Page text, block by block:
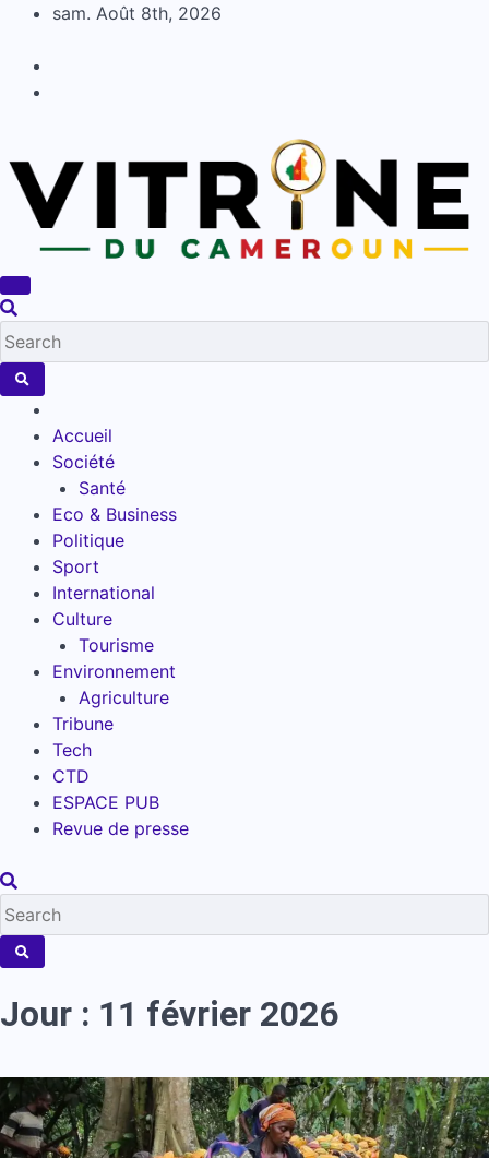
Skip
content
sam. Août 8th, 2026
Accueil
Société
Santé
Eco & Business
Politique
Sport
International
Culture
Tourisme
Environnement
Agriculture
Tribune
Tech
CTD
ESPACE PUB
Revue de presse
Jour : 11 février 2026